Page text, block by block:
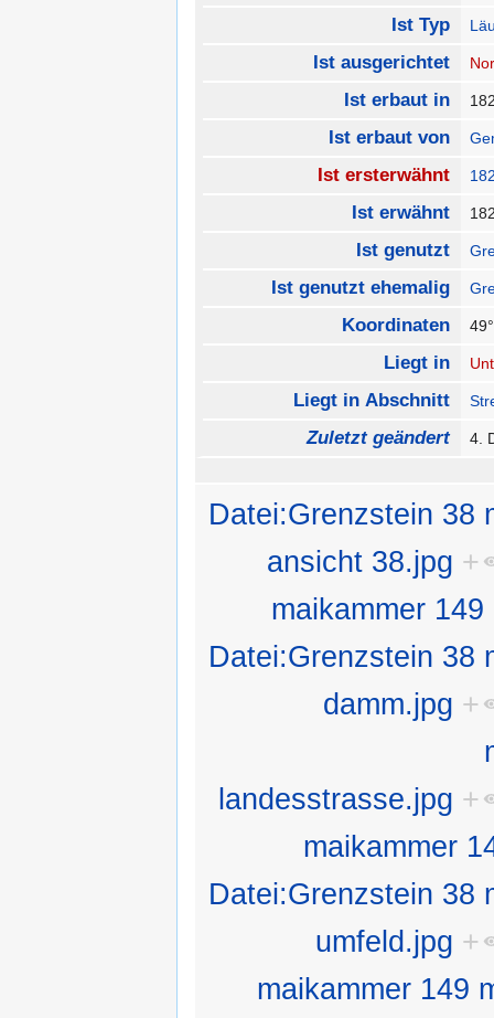
Ist Typ
Ist ausgerichtet
Ist erbaut in
Ist erbaut von
Ist ersterwähnt
Ist erwähnt
Ist genutzt
Ist genutzt ehemalig
Koordinaten
Liegt in
Liegt in Abschnitt
Zuletzt geändert 4.
Datei:Grenzstein 38
ansicht 38.jpg +
maikammer
Datei:Grenzstein 38
damm.jpg +
landesstrasse.jpg +
maikammer
Datei:Grenzstein 38
umfeld.jpg +
maikammer 149